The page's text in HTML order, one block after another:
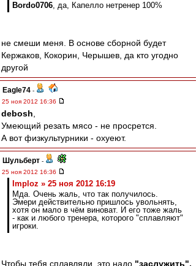
Bordo0706, да, Капелло нетренер 100%
не смеши меня. В основе сборной будет
Кержаков, Кокорин, Черышев, да кто угодно
другой
Eagle74 -
25 ноя 2012 16:36
debosh
Умеющий резать мясо - не просрется.
А вот физкультурники - охуеют.
Шульберт -
25 ноя 2012 16:36
Imploz » 25 ноя 2012 16:19
Мда. Очень жаль, что так получилось.
Эмери действительно пришлось увольнять,
хотя он мало в чём виноват. И его тоже жаль
- как и любого тренера, которого "сплавляют"
игроки.
Чтобы тебя сплавляли, это надо "заслужить".